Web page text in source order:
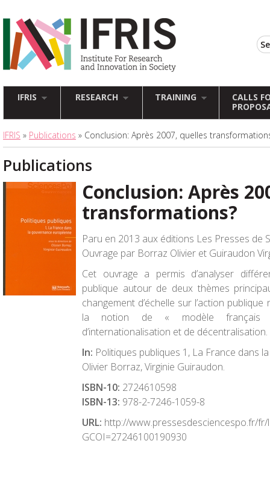
IFRIS RESEARCH TRAINING
CALLS
IFRIS » Publications » Conclusion: Après 2007, quelles
Publications
Conclusion: Après
transformations?
Paru en 2013 aux éditions Les Presses de
Ouvrage par Borraz Olivier et Guiraudon
Cet ouvrage a permis d’analyser
publique autour de deux thèmes
changement d’échelle sur l’action
la notion de « modèle
d’internationalisation et de décentralisation.
In: Politiques publiques 1, La France dans
Olivier Borraz, Virginie Guiraudon.
ISBN-10: 2724610598
ISBN-13: 978-2-7246-1059-8
URL: http://www.pressesdesciencespo.fr/fr/
GCOI=27246100190930